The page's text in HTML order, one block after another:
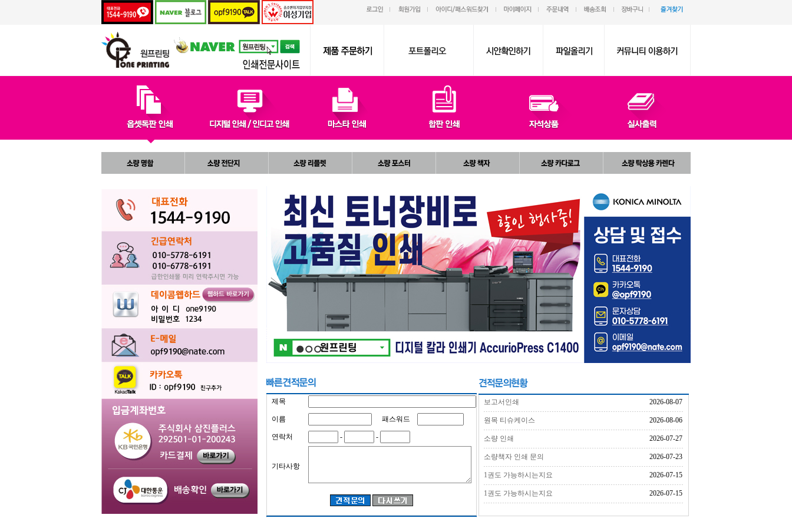
제목
이름 패스워드
연락처 - -
기타사항
보고서인쇄 2026-08-07
원목 티슈케이스 2026-08-06
소량 인쇄 2026-07-27
소량책자 인쇄 문의 2026-07-23
1권도 가능하시는지요 2026-07-15
1권도 가능하시는지요 2026-07-15